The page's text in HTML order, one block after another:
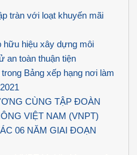
tràn với loạt khuyến mãi
hữu hiệu xây dựng môi
an toàn thuận tiện
Bảng xếp hạng nơi làm
CÙNG TẬP ĐOÀN
VIỆT NAM (VNPT)
06 NĂM GIAI ĐOẠN